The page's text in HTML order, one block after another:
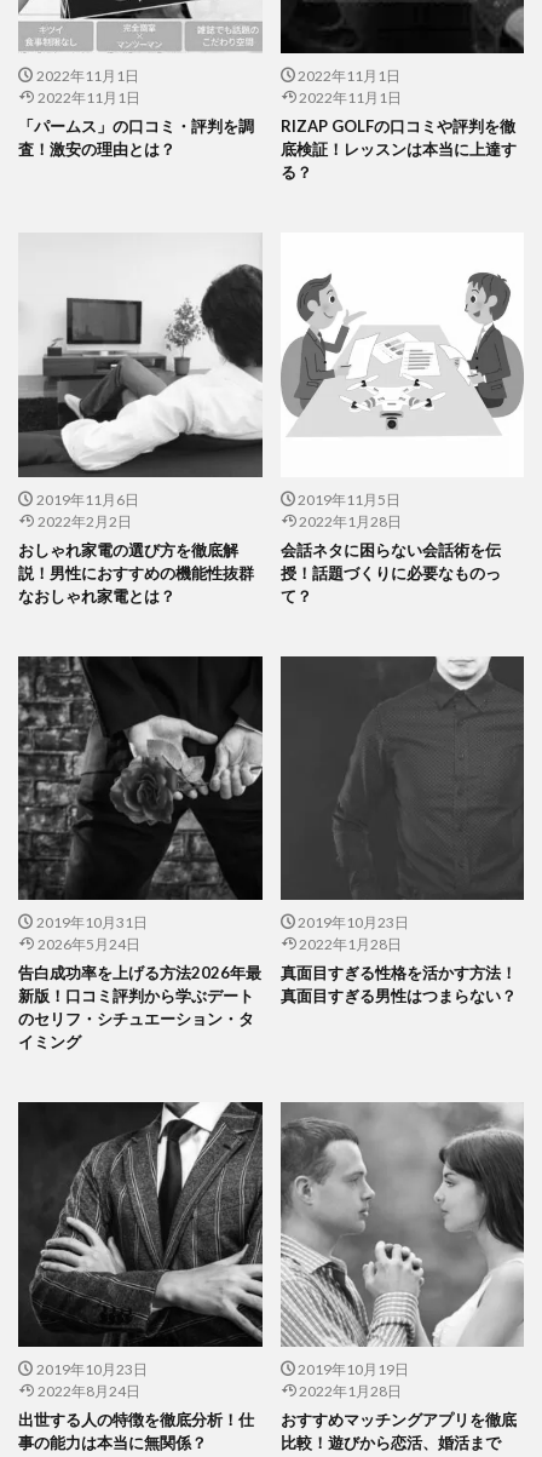
2022年11月1日
2022年11月1日
「パームス」の口コミ・評判を調
査！激安の理由とは？
2022年11月1日
2022年11月1日
RIZAP GOLFの口コミや評判を徹
底検証！レッスンは本当に上達す
る？
2019年11月6日
2022年2月2日
おしゃれ家電の選び方を徹底解
説！男性におすすめの機能性抜群
なおしゃれ家電とは？
2019年11月5日
2022年1月28日
会話ネタに困らない会話術を伝
授！話題づくりに必要なものっ
て？
2019年10月31日
2026年5月24日
告白成功率を上げる方法2026年最
新版！口コミ評判から学ぶデート
のセリフ・シチュエーション・タ
イミング
2019年10月23日
2022年1月28日
真面目すぎる性格を活かす方法！
真面目すぎる男性はつまらない？
2019年10月23日
2022年8月24日
出世する人の特徴を徹底分析！仕
事の能力は本当に無関係？
2019年10月19日
2022年1月28日
おすすめマッチングアプリを徹底
比較！遊びから恋活、婚活まで